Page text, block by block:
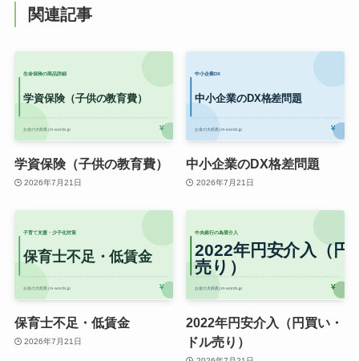
関連記事
学資保険（子供の教育費）
2026年7月21日
中小企業のDX格差問題
2026年7月21日
保育士不足・低賃金
2026年7月21日
2022年円安介入（円買い・
ドル売り）